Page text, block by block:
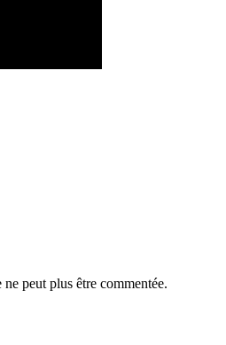
peut plus être commentée.